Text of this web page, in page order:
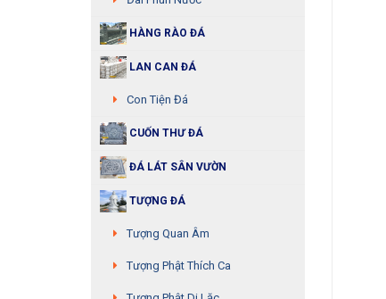
HÀNG RÀO ĐÁ
LAN CAN ĐÁ
Con Tiện Đá
CUỐN THƯ ĐÁ
ĐÁ LÁT SÂN VƯỜN
TƯỢNG ĐÁ
Tượng Quan Âm
Tượng Phật Thích Ca